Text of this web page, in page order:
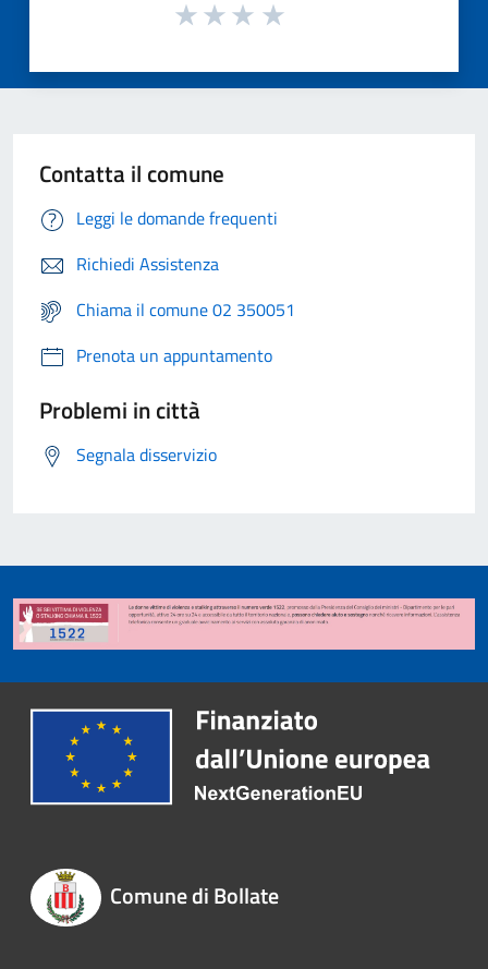
Contatta il comune
Leggi le domande frequenti
Richiedi Assistenza
Chiama il comune 02 350051
Prenota un appuntamento
Problemi in città
Segnala disservizio
Comune di Bollate